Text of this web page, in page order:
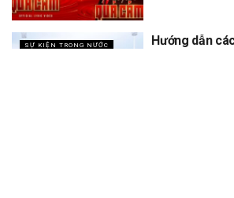
SỰ KIỆN TRONG NƯỚC
Hướng dẫn